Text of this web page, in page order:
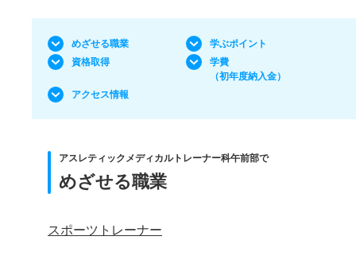
めざせる職業
学ぶポイント
資格取得
学費
（初年度納入金）
アクセス情報
アスレティックメディカルトレーナー科午前部で
めざせる職業
スポーツトレーナー